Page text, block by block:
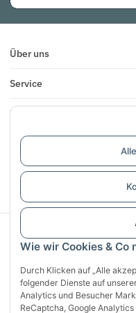
Wie wir Cookies & Co
Durch Klicken auf „Alle
folgender Dienste auf
Analytics und Besucher
ReCaptcha, Google
Über uns
Service
Infos
Bewertungen